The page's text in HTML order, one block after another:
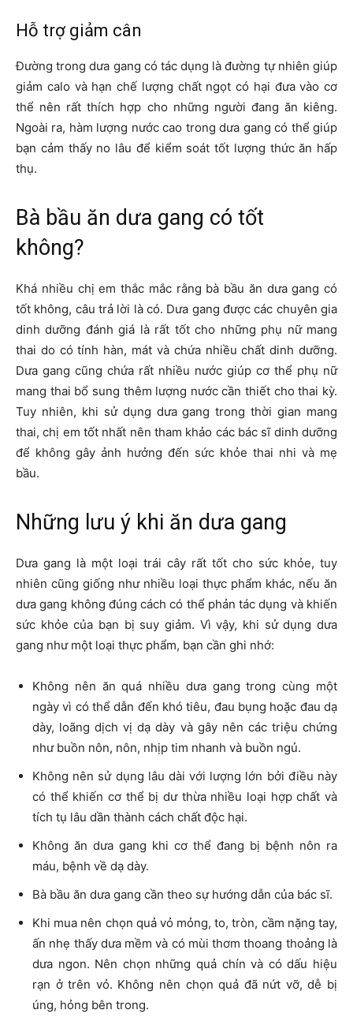
Hỗ trợ giảm cân
Đường trong dưa gang có tác dụng là đường tự nhiên giúp
giảm calo và hạn chế lượng chất ngọt có hại đưa vào cơ
thể nên rất thích hợp cho những người đang ăn kiêng.
Ngoài ra, hàm lượng nước cao trong dưa gang có thể giúp
bạn cảm thấy no lâu để kiểm soát tốt lượng thức ăn hấp
thụ.
Bà bầu ăn dưa gang có tốt
không?
Khá nhiều chị em thắc mắc rằng bà bầu ăn dưa gang có
tốt không, câu trả lời là có. Dưa gang được các chuyên gia
dinh dưỡng đánh giá là rất tốt cho những phụ nữ mang
thai do có tính hàn, mát và chứa nhiều chất dinh dưỡng.
Dưa gang cũng chứa rất nhiều nước giúp cơ thể phụ nữ
mang thai bổ sung thêm lượng nước cần thiết cho thai kỳ.
Tuy nhiên, khi sử dụng dưa gang trong thời gian mang
thai, chị em tốt nhất nên tham khảo các bác sĩ dinh dưỡng
để không gây ảnh hưởng đến sức khỏe thai nhi và mẹ
bầu.
Những lưu ý khi ăn dưa gang
Dưa gang là một loại trái cây rất tốt cho sức khỏe, tuy
nhiên cũng giống như nhiều loại thực phẩm khác, nếu ăn
dưa gang không đúng cách có thể phản tác dụng và khiến
sức khỏe của bạn bị suy giảm. Vì vậy, khi sử dụng dưa
gang như một loại thực phẩm, bạn cần ghi nhớ:
Không nên ăn quá nhiều dưa gang trong cùng một
ngày vì có thể dẫn đến khó tiêu, đau bụng hoặc đau dạ
dày, loãng dịch vị dạ dày và gây nên các triệu chứng
như buồn nôn, nôn, nhịp tim nhanh và buồn ngủ.
Không nên sử dụng lâu dài với lượng lớn bởi điều này
có thể khiến cơ thể bị dư thừa nhiều loại hợp chất và
tích tụ lâu dần thành cách chất độc hại.
Không ăn dưa gang khi cơ thể đang bị bệnh nôn ra
máu, bệnh về dạ dày.
Bà bầu ăn dưa gang cần theo sự hướng dẫn của bác sĩ.
Khi mua nên chọn quả vỏ mỏng, to, tròn, cầm nặng tay,
ấn nhẹ thấy dưa mềm và có mùi thơm thoang thoảng là
dưa ngon. Nên chọn những quả chín và có dấu hiệu
rạn ở trên vỏ. Không nên chọn quả đã nứt vỡ, dễ bị
úng, hỏng bên trong.